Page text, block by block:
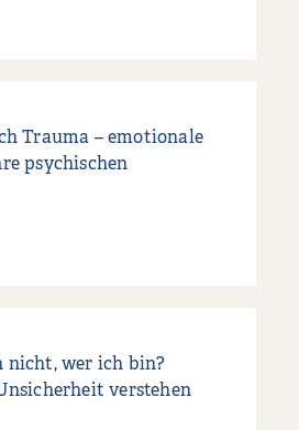
Trauma – emotionale
psychischen
nicht, wer ich bin?
verstehen